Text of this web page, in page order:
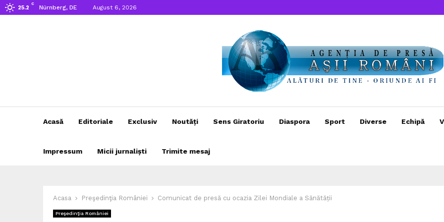
25.2
C
Nürnberg, DE August 6, 2026
Acasă Editoriale Exclusiv Noutăți Sens Giratoriu Diaspora Sport Diverse Echipă
Impressum Micii jurnaliști Trimite mesaj
Acasa Preşedinţia României Comunicat de presă cu ocazia Zilei Mondiale a Sănătății
Preşedinţia României